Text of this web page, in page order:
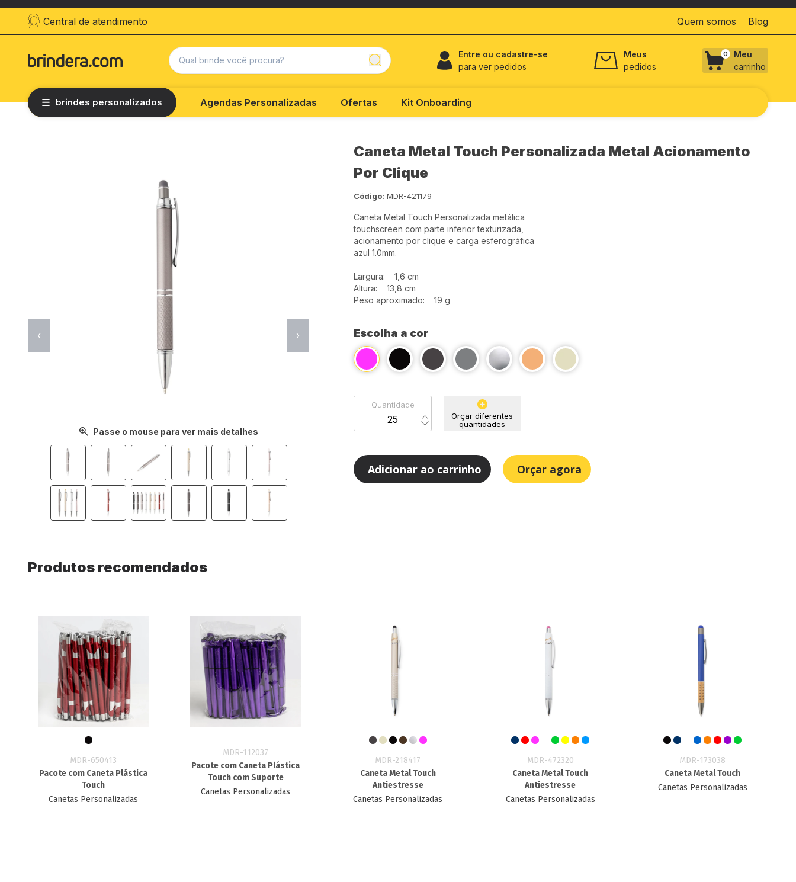
Central de atendimento Quem somos Blog
Entre ou cadastre-se
para ver pedidos
Meus
pedidos
0
Meu
carrinho
brindes personalizados Agendas Personalizadas Ofertas Kit Onboarding
Passe o mouse para ver mais detalhes
‹ ›
Caneta Metal Touch Personalizada Metal Acionamento
Por Clique
Código: MDR-421179
Caneta Metal Touch Personalizada metálica
touchscreen com parte inferior texturizada,
acionamento por clique e carga esferográfica
azul 1.0mm.
Largura: 1,6 cm
Altura: 13,8 cm
Peso aproximado: 19 g
Escolha a cor
Quantidade
Orçar diferentes
quantidades
Adicionar ao carrinho Orçar agora
Produtos recomendados
MDR-650413
Pacote com Caneta Plástica
Touch
Canetas Personalizadas
MDR-112037
Pacote com Caneta Plástica
Touch com Suporte
Canetas Personalizadas
MDR-218417
Caneta Metal Touch
Antiestresse
Canetas Personalizadas
MDR-472320
Caneta Metal Touch
Antiestresse
Canetas Personalizadas
MDR-173038
Caneta Metal Touch
Canetas Personalizadas